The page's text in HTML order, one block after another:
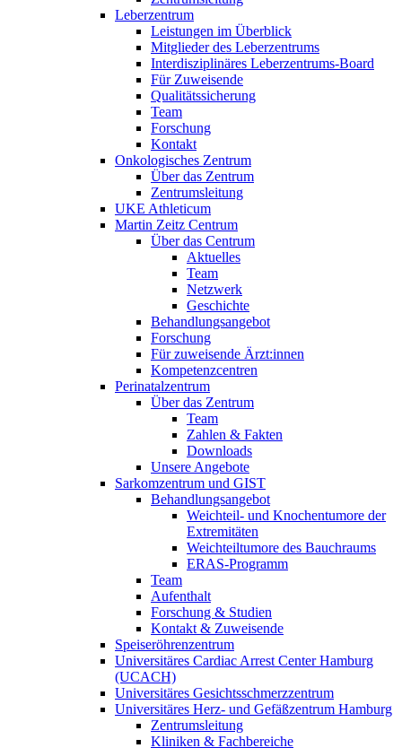
Leberzentrum
Leistungen im Überblick
Mitglieder des Leberzentrums
Interdisziplinäres Leberzentrums-Board
Für Zuweisende
Qualitätssicherung
Team
Forschung
Kontakt
Onkologisches Zentrum
Über das Zentrum
Zentrumsleitung
UKE Athleticum
Martin Zeitz Centrum
Über das Centrum
Aktuelles
Team
Netzwerk
Geschichte
Behandlungsangebot
Forschung
Für zuweisende Ärzt:innen
Kompetenzcentren
Perinatalzentrum
Über das Zentrum
Team
Zahlen & Fakten
Downloads
Unsere Angebote
Sarkomzentrum und GIST
Behandlungsangebot
Weichteil- und Knochentumore der
Extremitäten
Weichteiltumore des Bauchraums
ERAS-Programm
Team
Aufenthalt
Forschung & Studien
Kontakt & Zuweisende
Speiseröhrenzentrum
Universitäres Cardiac Arrest Center Hamburg
(UCACH)
Universitäres Gesichtsschmerzzentrum
Universitäres Herz- und Gefäßzentrum Hamburg
Zentrumsleitung
Kliniken & Fachbereiche